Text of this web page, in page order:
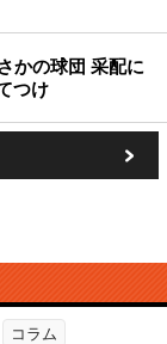
かの球団 采配に
つけ
コラム